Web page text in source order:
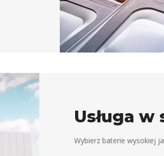
Usługa w
Wybierz baterie wysokiej